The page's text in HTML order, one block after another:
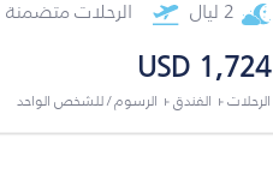
2 ليال الرحلات متضمنة
USD 1,724
الرحلات + الفندق + الرسوم / للشخص الواحد